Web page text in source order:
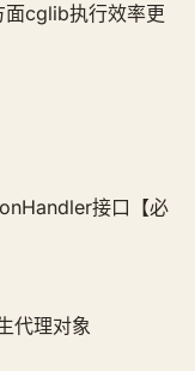
cglib执行效率更
接口【必
代理对象